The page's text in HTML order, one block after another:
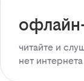
читайте и
нет интернета